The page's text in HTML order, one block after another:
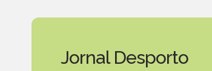
Jornal Desporto